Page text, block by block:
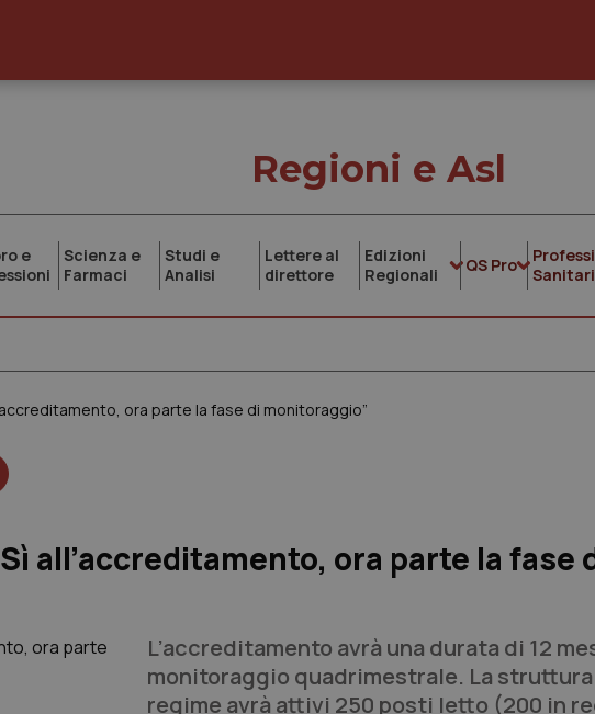
Regioni e Asl
e
Scienza e
Farmaci
Studi e
Analisi
Lettere al
direttore
Edizioni
Regionali
QS Pro
ora parte la fase di monitoraggio”
all’accreditamento, ora parte la fase
L’accreditamento avrà una durata di 12
monitoraggio quadrimestrale. La struttura
regime avrà attivi 250 posti letto (200 in